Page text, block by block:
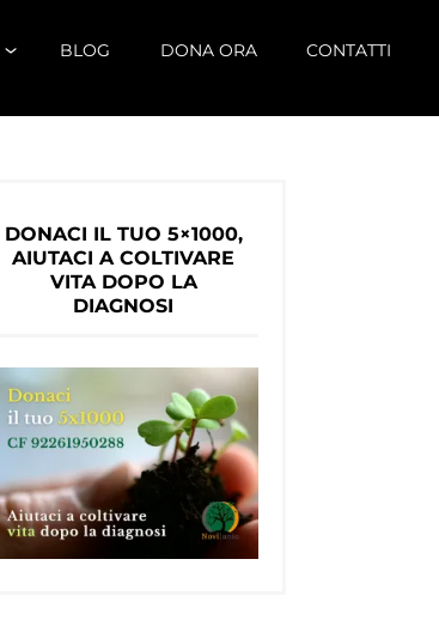
BLOG DONA ORA CONTATTI
DONACI IL TUO 5×1000,
AIUTACI A COLTIVARE
VITA DOPO LA
DIAGNOSI